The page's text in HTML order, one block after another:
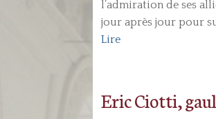
l’admiration de ses
jour après jour pour
Lire
Eric Ciotti,